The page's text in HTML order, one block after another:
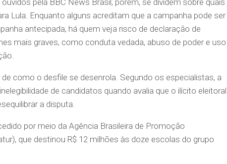
Lula. Enquanto alguns acreditam que a campanha pode ser
antecipada, há quem veja risco de declaração de
mais graves, como conduta vedada, abuso de poder e uso
de como o desfile se desenrola. Segundo os especialistas, a
de candidatos quando avalia que o ilícito eleitoral
a disputa.
por meio da Agência Brasileira de Promoção
que destinou R$ 12 milhões às doze escolas do grupo